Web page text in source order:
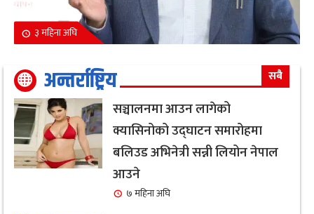
३ महिना अघि
अन्तर्राष्ट्रिय सबै
सञ्चालनमा आउन लागेको
क्यासिनोको उद्घाटन समारोहमा
बलिउड अभिनेत्री सन्नी लियोन नेपाल
आउने
७ महिना अघि